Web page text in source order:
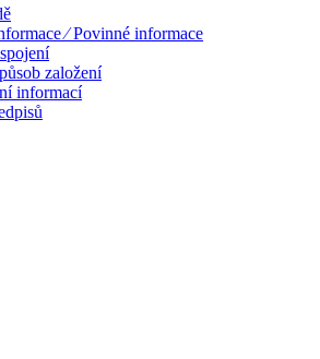
⁄ Povinné informace
založení
informací